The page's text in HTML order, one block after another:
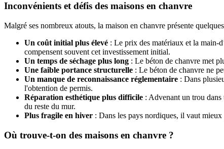
Inconvénients et défis des maisons en chanvre
Malgré ses nombreux atouts, la maison en chanvre présente
Un coût initial plus élevé : Le prix des matériaux et la main-
compensent souvent cet investissement initial.
Un temps de séchage plus long : Le béton de chanvre met
Une faible portance structurelle : Le béton de chanvre ne
Un manque de reconnaissance réglementaire : Dans
l'obtention de permis.
Réparation esthétique plus difficile : Advenant un trou dans
du reste du mur.
Plus fragile en hiver : Dans les pays nordiques, il vaut
Où trouve-t-on des maisons en chanvre ?